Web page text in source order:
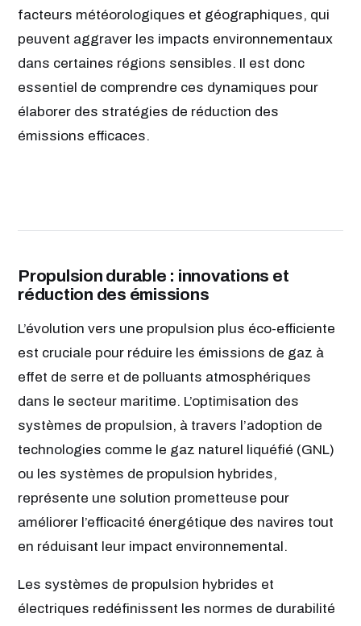
facteurs météorologiques et géographiques, qui
peuvent aggraver les impacts environnementaux
dans certaines régions sensibles. Il est donc
essentiel de comprendre ces dynamiques pour
élaborer des stratégies de réduction des
émissions efficaces.
Propulsion durable : innovations et
réduction des émissions
L’évolution vers une propulsion plus éco-efficiente
est cruciale pour réduire les émissions de gaz à
effet de serre et de polluants atmosphériques
dans le secteur maritime. L’optimisation des
systèmes de propulsion, à travers l’adoption de
technologies comme le gaz naturel liquéfié (GNL)
ou les systèmes de propulsion hybrides,
représente une solution prometteuse pour
améliorer l’efficacité énergétique des navires tout
en réduisant leur impact environnemental.
Les systèmes de propulsion hybrides et
électriques redéfinissent les normes de durabilité